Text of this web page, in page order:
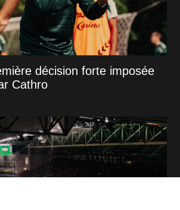
décision forte imposée
Cathro